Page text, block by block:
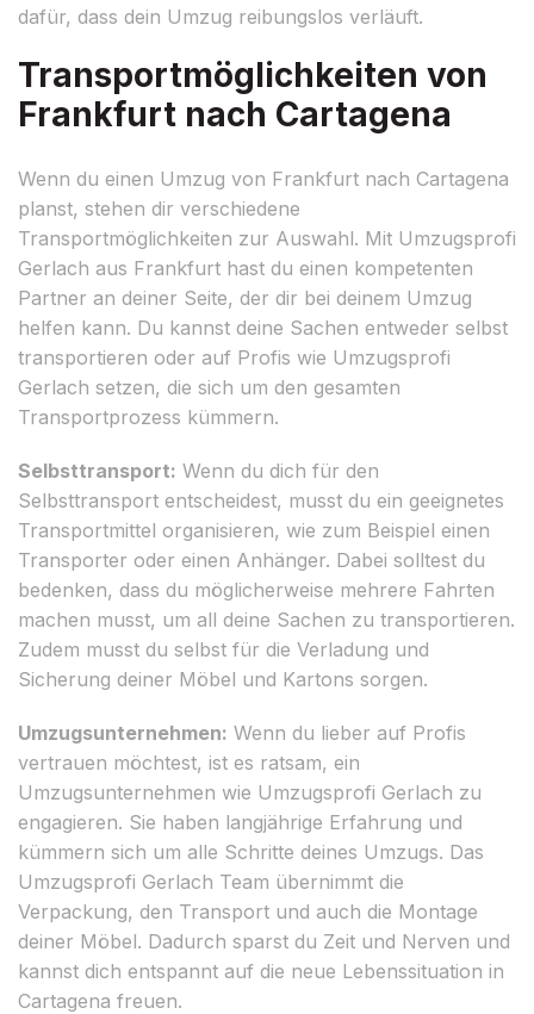
dafür, dass dein Umzug reibungslos verläuft.
Transportmöglichkeiten von
Frankfurt nach Cartagena
Wenn du einen Umzug von Frankfurt nach Cartagena
planst, stehen dir verschiedene
Transportmöglichkeiten zur Auswahl. Mit Umzugsprofi
Gerlach aus Frankfurt hast du einen kompetenten
Partner an deiner Seite, der dir bei deinem Umzug
helfen kann. Du kannst deine Sachen entweder selbst
transportieren oder auf Profis wie Umzugsprofi
Gerlach setzen, die sich um den gesamten
Transportprozess kümmern.
Selbsttransport: Wenn du dich für den
Selbsttransport entscheidest, musst du ein geeignetes
Transportmittel organisieren, wie zum Beispiel einen
Transporter oder einen Anhänger. Dabei solltest du
bedenken, dass du möglicherweise mehrere Fahrten
machen musst, um all deine Sachen zu transportieren.
Zudem musst du selbst für die Verladung und
Sicherung deiner Möbel und Kartons sorgen.
Umzugsunternehmen: Wenn du lieber auf Profis
vertrauen möchtest, ist es ratsam, ein
Umzugsunternehmen wie Umzugsprofi Gerlach zu
engagieren. Sie haben langjährige Erfahrung und
kümmern sich um alle Schritte deines Umzugs. Das
Umzugsprofi Gerlach Team übernimmt die
Verpackung, den Transport und auch die Montage
deiner Möbel. Dadurch sparst du Zeit und Nerven und
kannst dich entspannt auf die neue Lebenssituation in
Cartagena freuen.